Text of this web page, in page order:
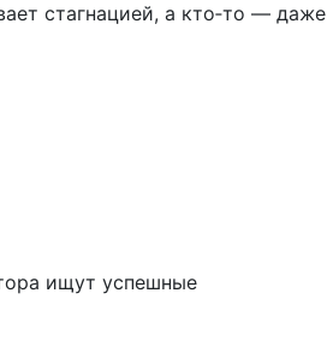
стагнацией, а кто‑то — даже
ищут успешные